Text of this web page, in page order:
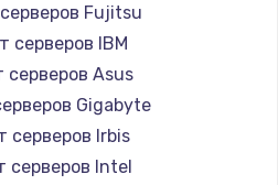
конфорки
1100 руб.
Заказать
сенсора
900 руб.
Fujitsu
серверов IBM
серверов Asus
Gigabyte
серверов Irbis
серверов Intel